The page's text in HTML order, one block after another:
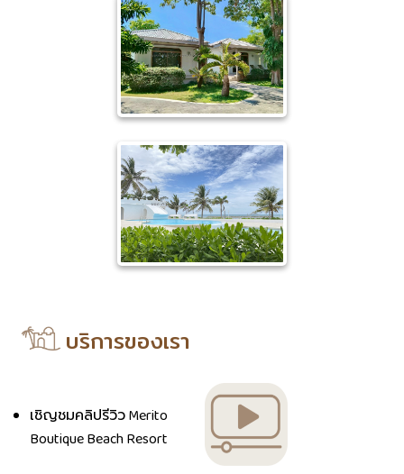
บริการของเรา
เชิญชมคลิปรีวิว Merito
Boutique Beach Resort